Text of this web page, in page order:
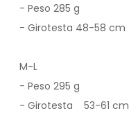
- Peso 285 g
- Girotesta 48-58 cm
M-L
- Peso 295 g
- Girotesta 53-61 cm